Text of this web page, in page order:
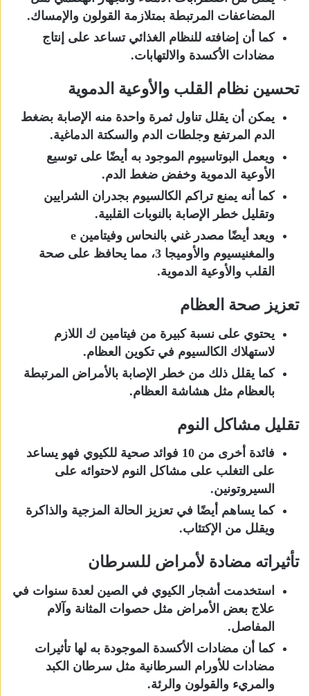
المضاعفات المرتبطة بمتلازمة القولون والإمساك.
كما أن إضافته للنظام الغذائي تساعد على إنتاج
مضادات الأكسدة والالتهابات.
تحسين نظام القلب والأوعية الدموية
يمكن أن يقلل تناول ثمرة واحدة منه الإصابة بضغط
الدم المرتفع وجلطات الدم والسكتة الدماغية.
ويعمل البوتاسيوم الموجود به أيضًا على توسيع
الأوعية الدموية وخفض ضغط الدم.
كما أنه يمنع تراكم الكالسيوم بجدران الشرايين
وتقليل خطر الإصابة بالنوبات القلبية.
ويعد أيضًا مصدر غني بالنحاس وفيتامين e
والمغنيسيوم والأوميجا 3، مما يحافظ على صحة
القلب والأوعية الدموية.
تعزيز صحة العظام
يحتوي على نسبة كبيرة من فيتامين ك اللازم
لاستهلاك الكالسيوم في تكوين العظام.
كما يقلل ذلك من خطر الإصابة بالأمراض المرتبطة
بالعظام مثل هشاشة العظام.
تقليل مشاكل النوم
فائدة أخرى من 10 فوائد صحية للكيوي فهو يساعد
على التغلب على مشاكل النوم لاحتوائه على
السيروتونين.
كما يساهم أيضًا في تعزيز الحالة المزجية والذاكرة
ويقلل من الإكتئاب.
تأثيراته مضادة لأمراض للسرطان
استخدمت أشجار الكيوي في الصين لعدة سنوات في
علاج بعض الأمراض مثل حصوات المثانة وآلام
المفاصل.
كما أن مضادات الأكسدة الموجودة به لها تأثيرات
مضادات للأورام السرطانية مثل سرطان الكبد
والمريء والقولون والرئة.